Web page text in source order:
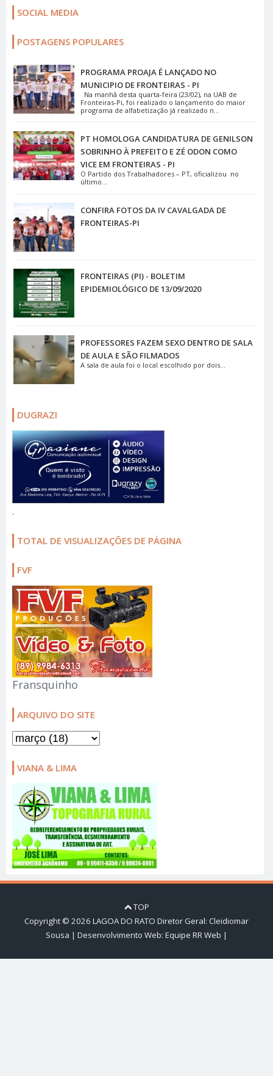
SOCIAL MEDIA
POSTAGENS POPULARES
PROGRAMA PROAJA É LANÇADO NO
MUNICIPIO DE FRONTEIRAS - PI
Na manhã desta quarta-feira (23/02), na UAB de
Fronteiras-Pi, foi realizado o lançamento do maior
programa de alfabetização já realizado n...
PT HOMOLOGA CANDIDATURA DE GENILSON
SOBRINHO À PREFEITO E ZÉ ODON COMO
VICE EM FRONTEIRAS - PI
O Partido dos Trabalhadores – PT, oficializou no
último...
CONFIRA FOTOS DA IV CAVALGADA DE
FRONTEIRAS-PI
FRONTEIRAS (PI) - BOLETIM
EPIDEMIOLÓGICO DE 13/09/2020
PROFESSORES FAZEM SEXO DENTRO DE SALA
DE AULA E SÃO FILMADOS
A sala de aula foi o local escolhido por dois...
DUGRAZI
.
TOTAL DE VISUALIZAÇÕES DE PÁGINA
FVF
Fransquinho
ARQUIVO DO SITE
VIANA & LIMA
TOP
Copyright © 2026 LAGOA DO RATO Diretor Geral: Cleidiomar
Sousa | Desenvolvimento Web: Equipe RR Web |